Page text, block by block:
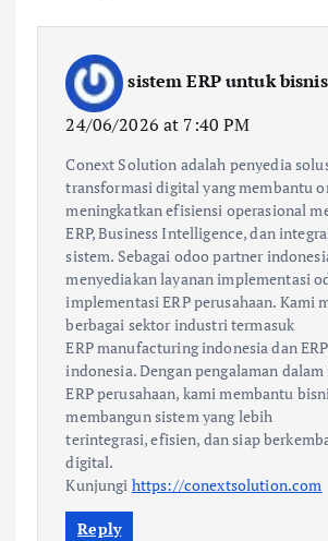
sistem ERP untuk bisnis
24/06/2026 at 7:40 PM
Conext Solution adalah penyedia
transformasi digital yang membantu
meningkatkan efisiensi operasional
ERP, Business Intelligence, dan
sistem. Sebagai odoo partner
menyediakan layanan implementasi
implementasi ERP perusahaan. Kami
berbagai sektor industri termasuk
ERP manufacturing indonesia dan
indonesia. Dengan pengalaman
ERP perusahaan, kami membantu
membangun sistem yang lebih
terintegrasi, efisien, dan siap
digital.
Kunjungi https://conextsolution.com
Reply